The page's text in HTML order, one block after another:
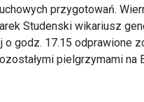
przygotowań.
Studenski wikariusz
godz. 17.15 odprawione
pielgrzymami na